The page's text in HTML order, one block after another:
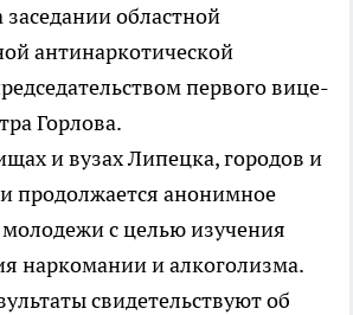
областной
антинаркотической
первого вице-
Горлова.
и вузах Липецка, городов и
продолжается анонимное
с целью изучения
наркомании и алкоголизма.
свидетельствуют об